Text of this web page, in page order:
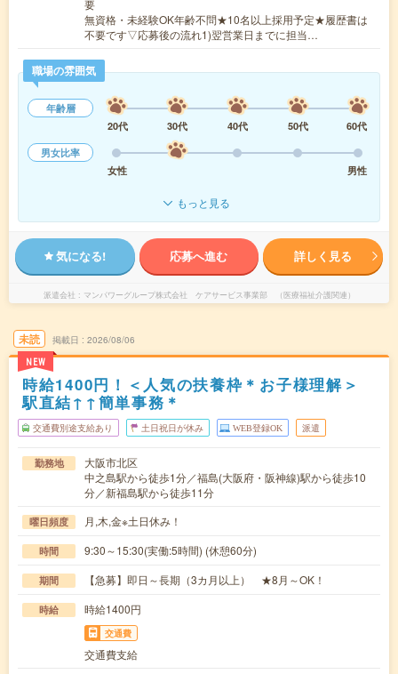
要
無資格・未経験OK年齢不問★10名以上採用予定★履歴書は
不要です▽応募後の流れ1)翌営業日までに担当…
職場の雰囲気
年齢層
20代
30代 40代 50代
60代
男女比率
女性
男性
もっと見る
気になる! 応募へ進む 詳しく見る
派遣会社 マンパワーグループ株式会社 ケアサービス事業部 （医療福祉介護関連）
未読
NEW
掲載日 2026/08/06
時給1400円！＜人気の扶養枠＊お子様理解＞
駅直結↑↑簡単事務＊
交通費別途支給あり 土日祝日が休み WEB登録OK 派遣
勤務地
大阪市北区
中之島駅から徒歩1分／福島(大阪府・阪神線)駅から徒歩10
分／新福島駅から徒歩11分
曜日頻度 月,木,金※土日休み！
時間 9:30～15:30(実働:5時間) (休憩60分)
期間 【急募】即日～長期（3カ月以上） ★8月～OK！
時給 時給1400円
交通費
交通費支給